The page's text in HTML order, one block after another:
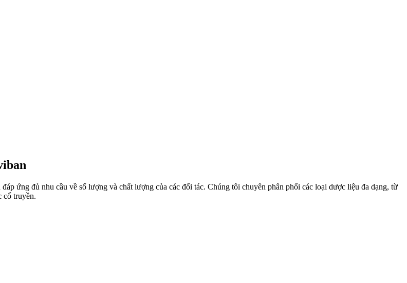
ứng đủ nhu cầu về số lượng và chất lượng của các đối tác. Chúng tôi chuyên phân phối các loại dược liệu đa dạng, từ
cổ truyền.